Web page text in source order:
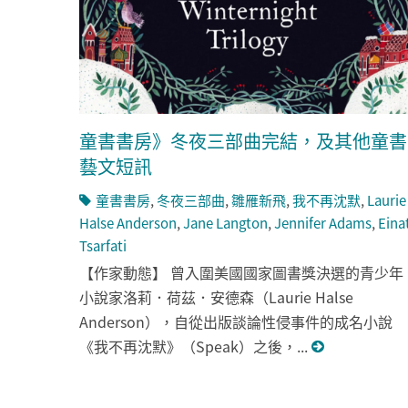
童書書房》冬夜三部曲完結，及其他童書
藝文短訊
童書書房,冬夜三部曲,雛雁新飛,我不再沈默, Laurie
Halse Anderson,Jane Langton,Jennifer Adams,
Tsarfati
【作家動態】 曾入圍美國國家圖書獎決選的青少年
小說家洛莉．荷茲．安德森（Laurie Halse
Anderson），自從出版談論性侵事件的成名小說
《我不再沈默》（Speak）之後，...